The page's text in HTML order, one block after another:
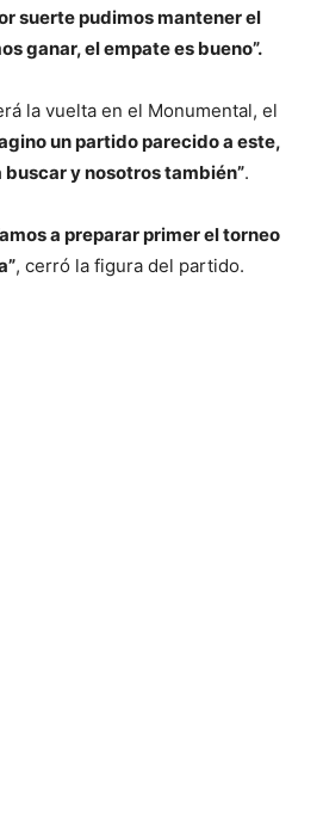
suerte pudimos mantener el
ganar, el empate es bueno”.
la vuelta en el Monumental, el
un partido parecido a este,
buscar y nosotros también”.
a preparar primer el torneo
, cerró la figura del partido.